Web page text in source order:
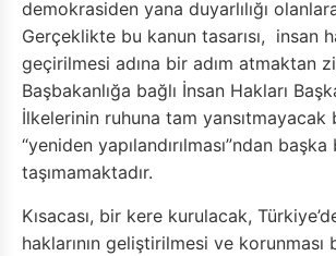
demokrasiden yana duyarlılığı
Gerçeklikte bu kanun tasarısı, insan
geçirilmesi adına bir adım atmaktan
Başbakanlığa bağlı İnsan Hakları
İlkelerinin ruhuna tam yansıtmayacak
“yeniden yapılandırılması”ndan
taşımamaktadır.
Kısacası, bir kere kurulacak,
haklarının geliştirilmesi ve korunması